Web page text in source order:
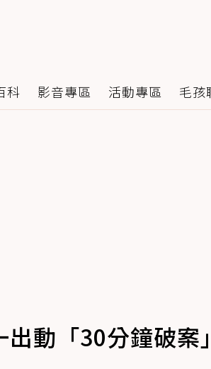
科 影音專區 活動專區 毛孩
動「30分鐘破案